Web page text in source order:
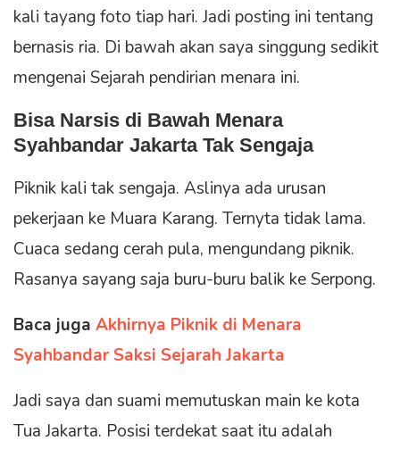
kali tayang foto tiap hari. Jadi posting ini tentang
bernasis ria. Di bawah akan saya singgung sedikit
mengenai Sejarah pendirian menara ini.
Bisa Narsis di Bawah Menara
Syahbandar Jakarta Tak Sengaja
Piknik kali tak sengaja. Aslinya ada urusan
pekerjaan ke Muara Karang. Ternyta tidak lama.
Cuaca sedang cerah pula, mengundang piknik.
Rasanya sayang saja buru-buru balik ke Serpong.
Baca juga Akhirnya Piknik di Menara
Syahbandar Saksi Sejarah Jakarta
Jadi saya dan suami memutuskan main ke kota
Tua Jakarta. Posisi terdekat saat itu adalah